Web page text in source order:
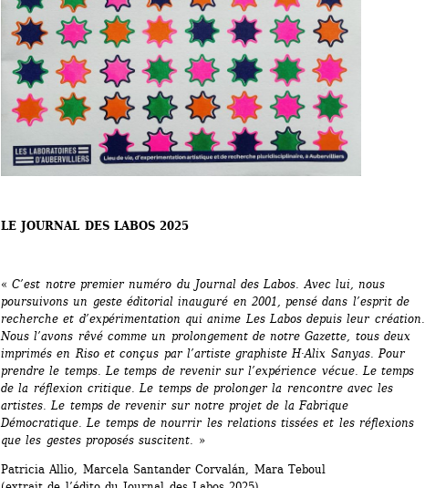
LE JOURNAL DES LABOS 2025
« C’est notre premier numéro du Journal des Labos. Avec lui, nous
poursuivons un geste éditorial inauguré en 2001, pensé dans l’esprit de
recherche et d’expérimentation qui anime Les Labos depuis leur création.
Nous l’avons rêvé comme un prolongement de notre Gazette, tous deux
imprimés en Riso et conçus par l’artiste graphiste H·Alix Sanyas. Pour
prendre le temps. Le temps de revenir sur l’expérience vécue. Le temps
de la réflexion critique. Le temps de prolonger la rencontre avec les
artistes. Le temps de revenir sur notre projet de la Fabrique
Démocratique. Le temps de nourrir les relations tissées et les réflexions
que les gestes proposés suscitent. »
Patricia Allio, Marcela Santander Corvalán, Mara Teboul